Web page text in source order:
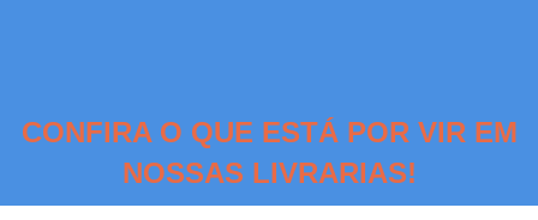
CONFIRA O QUE ESTÁ POR VIR EM
NOSSAS LIVRARIAS!